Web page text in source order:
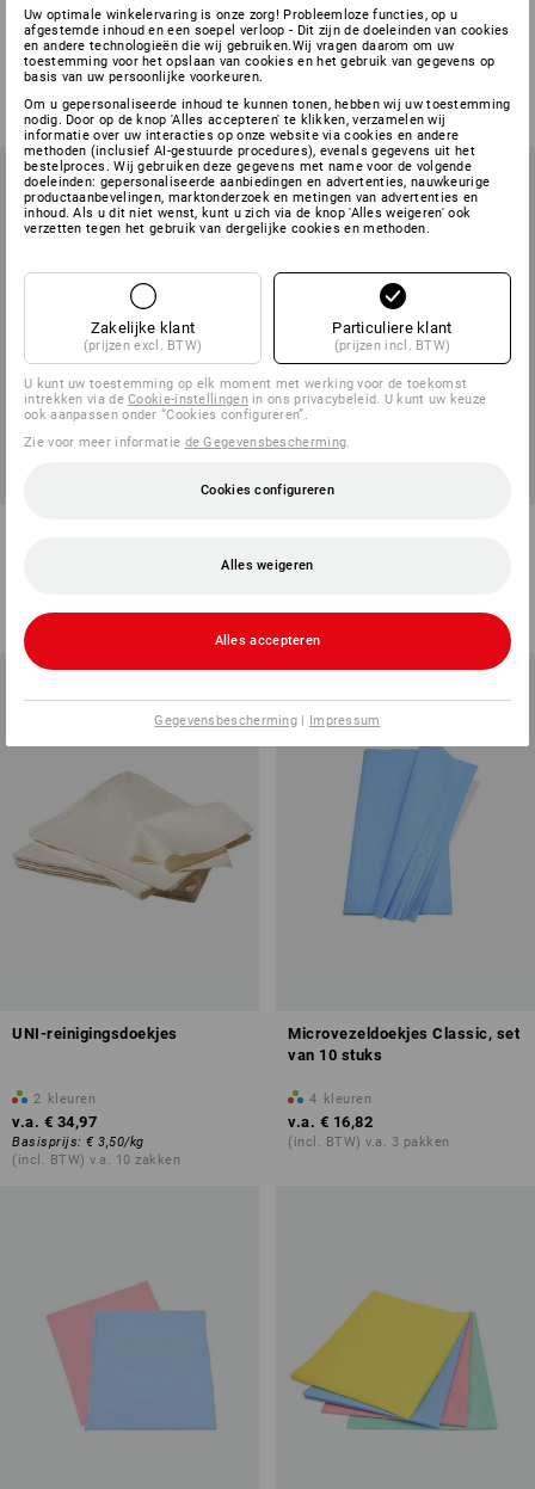
Microvezel borstelmop
uitvoeringen
v.a. € 8,34
(incl. BTW) v.a. 10 stuks
Microvezel-mop Chenille
2 uitvoeringen
(incl. BTW) v.a. 10 stuks
(incl. BTW) v.a. 10 stuks
2 uitvoeringen
(incl. BTW) v.a. 10 stuks
UNI-reinigingsdoekjes
2 kleuren
v.a. € 34,97
Basisprijs: € 3,50/kg
(incl. BTW) v.a. 10 zakken
Microvezeldoekjes Classic, set
van 10 stuks
4 kleuren
v.a. € 16,82
(incl. BTW) v.a. 3 pakken
Uw optimale winkelervaring is onze zorg! Probleemloze functies, op u
afgestemde inhoud en een soepel verloop - Dit zijn de doeleinden van cookies
en andere technologieën die wij gebruiken.Wij vragen daarom om uw
toestemming voor het opslaan van cookies en het gebruik van gegevens op
basis van uw persoonlijke voorkeuren.
Om u gepersonaliseerde inhoud te kunnen tonen, hebben wij uw toestemming
nodig. Door op de knop 'Alles accepteren' te klikken, verzamelen wij
informatie over uw interacties op onze website via cookies en andere
methoden (inclusief AI-gestuurde procedures), evenals gegevens uit het
bestelproces. Wij gebruiken deze gegevens met name voor de volgende
doeleinden: gepersonaliseerde aanbiedingen en advertenties, nauwkeurige
productaanbevelingen, marktonderzoek en metingen van advertenties en
inhoud. Als u dit niet wenst, kunt u zich via de knop 'Alles weigeren' ook
verzetten tegen het gebruik van dergelijke cookies en methoden.
Zakelijke klant
(prijzen excl. BTW)
Particuliere klant
(prijzen incl. BTW)
U kunt uw toestemming op elk moment met werking voor de toekomst
intrekken via deCookie-instellingenin ons privacybeleid. U kunt uw keuze
ook aanpassen onder “Cookies configureren”.
Zie voor meer informatie de Gegevensbescherming
Cookies configureren
Alles weigeren
Alles accepteren
Gegevensbescherming | Impressum